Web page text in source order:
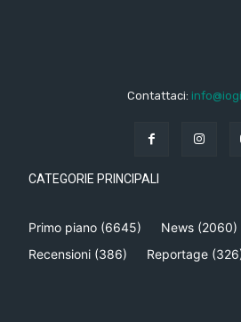
Contattaci:
CATEGORIE PRINCIPALI
Primo piano (6645) News (2060)
Recensioni (386) Reportage